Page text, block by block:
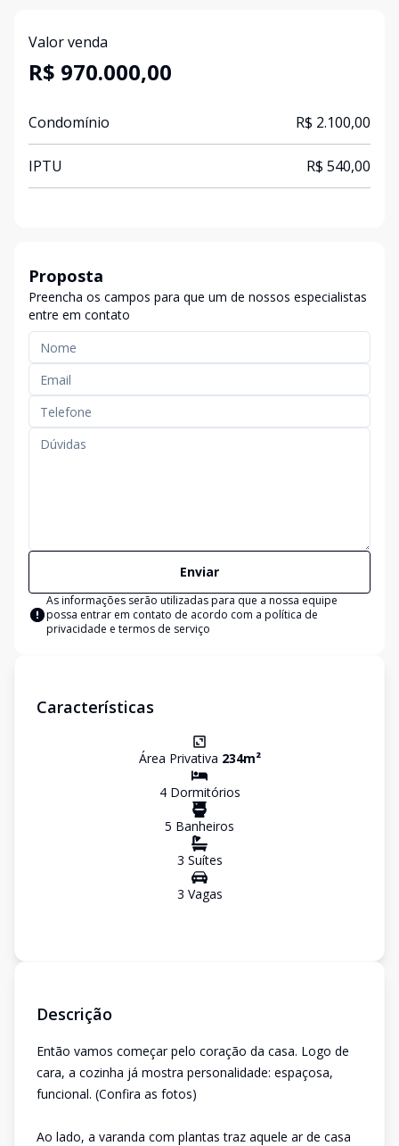
Valor venda
R$ 970.000,00
Condomínio R$ 2.100,00
IPTU R$ 540,00
Proposta
Preencha os campos para que um de nossos especialistas
entre em contato
Enviar
As informações serão utilizadas para que a nossa equipe
possa entrar em contato de acordo com a política de
privacidade e termos de serviço
Características
Área Privativa 234m²
4Dormitórios
5 Banheiros
3 Suítes
3 Vagas
Descrição
Então vamos começar pelo coração da casa. Logo de
cara, a cozinha já mostra personalidade: espaçosa,
funcional. (Confira as fotos)
Ao lado, a varanda com plantas traz aquele ar de casa